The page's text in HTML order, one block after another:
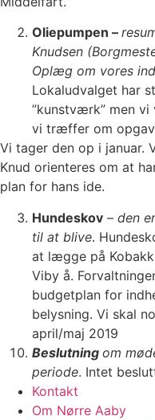
Oliepumpen –
Knudsen
Oplæg om vores
Lokaludvalget har
”kunstværk” men vi
vi træffer om
Vi tager den op i januar.
Knud orienteres om at
plan for hans ide.
Hundeskov – den
til at blive.
at lægge på
Viby å.
budgetplan for
belysning. Vi skal
april/maj 2019
Beslutning om
periode. Intet
Kontakt
Om Nørre Aaby